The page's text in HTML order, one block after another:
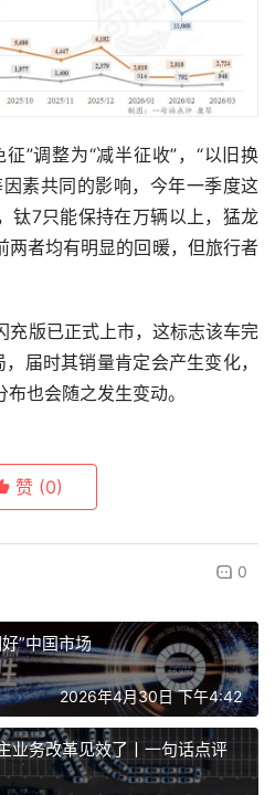
征收‌”，“以旧换
素共同的影响，今年一季度这
钛7只能保持在万辆以上，猛龙
者均有明显的回暖，但旅行者
充版已正式上市，这标志该车完
届时其销量肯定会产生变化，
也会随之发生变动。
赞 (0)
0
”中国市场
2026年4月30日 下午4:42
业务改革见效了丨一句话点评